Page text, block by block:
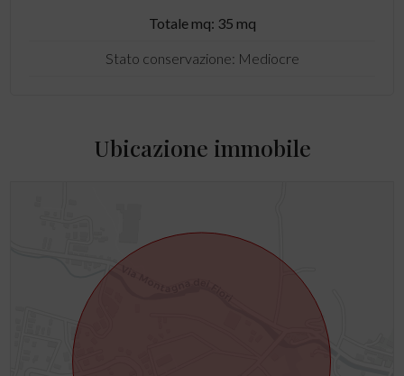
Totale mq: 35 mq
Stato conservazione: Mediocre
Ubicazione immobile